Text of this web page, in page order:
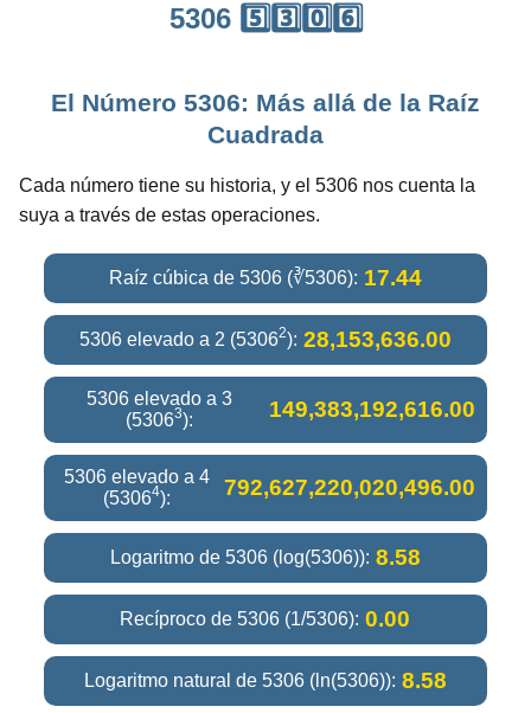
5306 5️⃣3️⃣0️⃣6️⃣
El Número 5306: Más allá de la Raíz
Cuadrada
Cada número tiene su historia, y el 5306 nos cuenta la
suya a través de estas operaciones.
Raíz cúbica de 5306 (∛5306): 17.44
5306 elevado a 2 (53062): 28,153,636.00
5306 elevado a 3
(53063): 149,383,192,616.00
5306 elevado a 4
(53064): 792,627,220,020,496.00
Logaritmo de 5306 (log(5306)): 8.58
Recíproco de 5306 (1/5306): 0.00
Logaritmo natural de 5306 (ln(5306)): 8.58